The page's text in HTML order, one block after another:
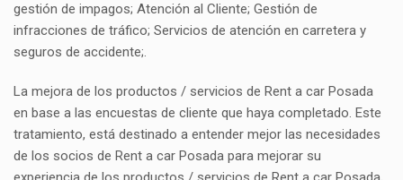
gestión de impagos; Atención al Cliente; Gestión de
infracciones de tráfico; Servicios de atención en carretera y
seguros de accidente;.
La mejora de los productos / servicios de Rent a car Posada
en base a las encuestas de cliente que haya completado. Este
tratamiento, está destinado a entender mejor las necesidades
de los socios de Rent a car Posada para mejorar su